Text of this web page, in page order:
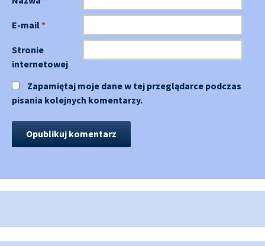
E-mail*
Stronie
internetowej
Zapamiętaj moje dane w tej przeglądarce podczas
pisania kolejnych komentarzy.